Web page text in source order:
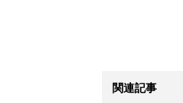
関連記事